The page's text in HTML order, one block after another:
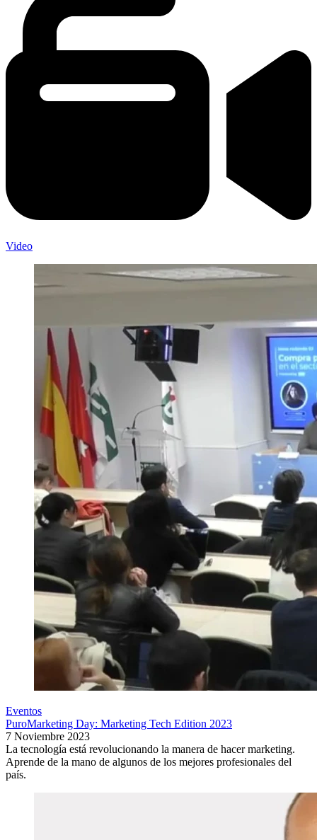
Video
Eventos
PuroMarketing Day: Marketing Tech Edition 2023
7 Noviembre 2023
La tecnología está revolucionando la manera de hacer marketing.
Aprende de la mano de algunos de los mejores profesionales del
país.